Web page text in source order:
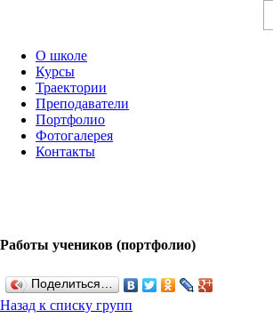
О школе
Курсы
Траектории
Преподаватели
Портфолио
Фотогалерея
Контакты
Работы учеников (портфолио)
Поделиться…
Назад к списку групп